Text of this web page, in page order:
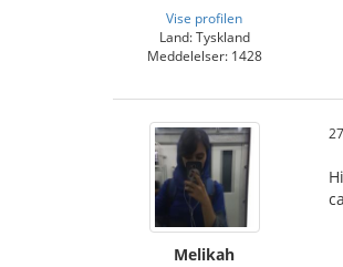
Vise profilen
Land: Tyskland
Meddelelser: 1428
Melikah